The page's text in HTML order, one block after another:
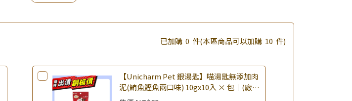
▶夏祭好禮｜購買犬貓乾溼糧，滿額享好禮5選3 (限量贈完為止)
已加購 0 件(本區商品可以加購 10 件)
【Unicharm Pet 銀湯匙】喵湯匙無添加肉
泥(鮪魚鰹魚兩口味) 10gx10入 × 包｜(廠效
期20260819) 貓肉泥 貓點心 肉泥條｜即期